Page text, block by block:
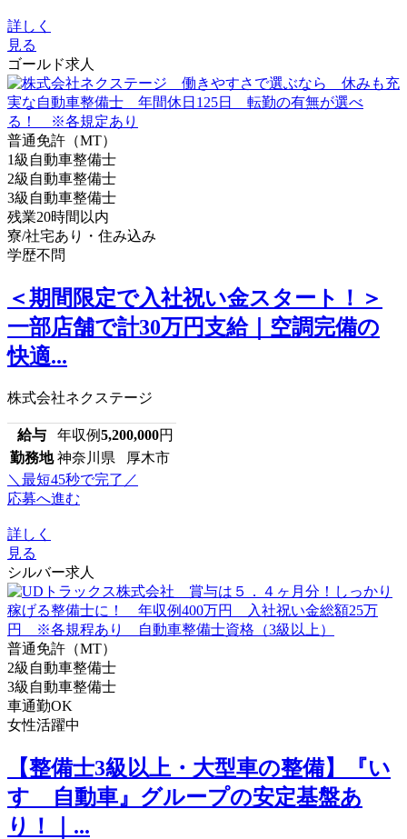
詳しく
見る
ゴールド求人
普通免許（MT）
1級自動車整備士
2級自動車整備士
3級自動車整備士
残業20時間以内
寮/社宅あり・住み込み
学歴不問
＜期間限定で入社祝い金スタート！＞
一部店舗で計30万円支給｜空調完備の
快適...
株式会社ネクステージ
給与 年収例5,200,000円
勤務地 神奈川県 厚木市
＼最短45秒で完了／
応募へ進む
詳しく
見る
シルバー求人
普通免許（MT）
2級自動車整備士
3級自動車整備士
車通勤OK
女性活躍中
【整備士3級以上・大型車の整備】『い
すゞ自動車』グループの安定基盤あ
り！｜...